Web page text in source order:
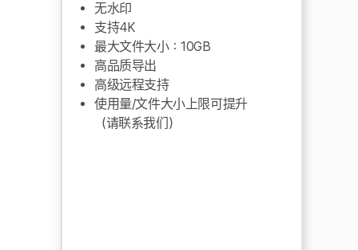
无水印
支持4K
最大文件大小：10GB
高品质导出
高级远程支持
使用量/文件大小上限可提升
（请联系我们）